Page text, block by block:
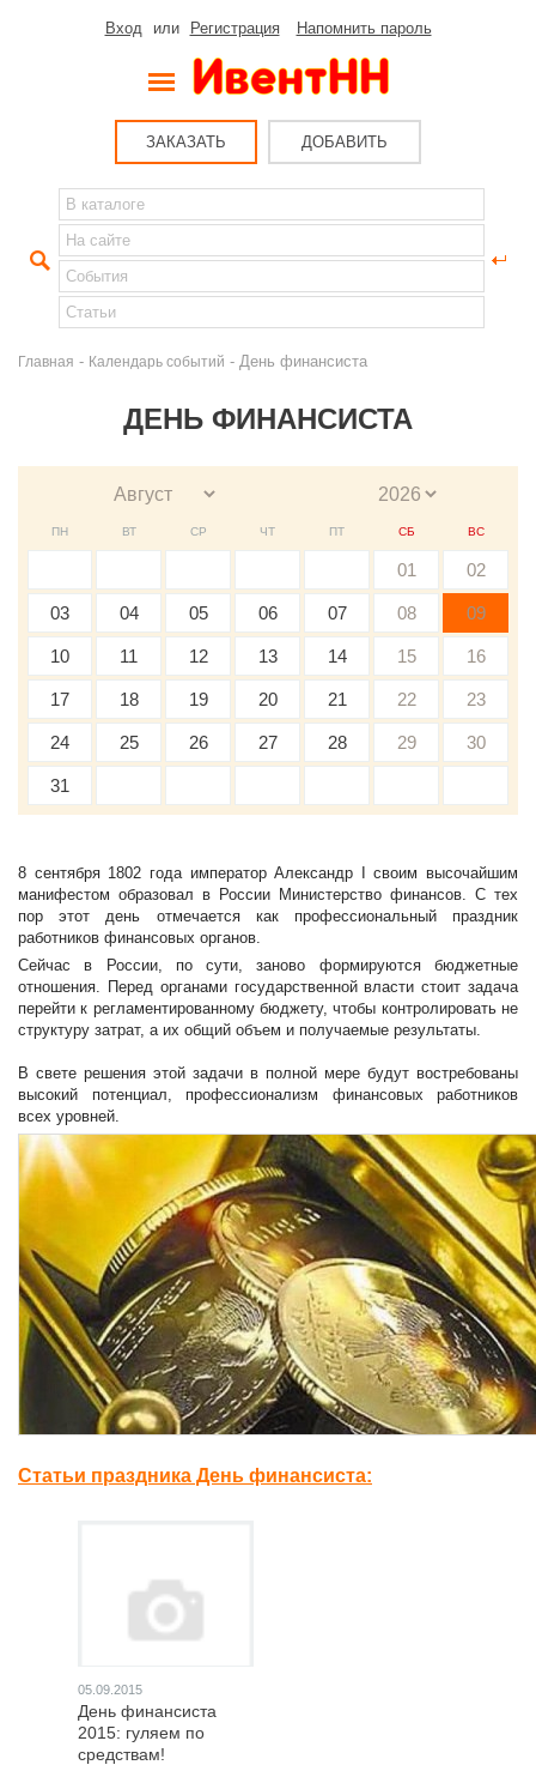
Вход или Регистрация Напомнить пароль
ЗАКАЗАТЬ ДОБАВИТЬ
Главная - Календарь событий - День финансиста
ДЕНЬ ФИНАНСИСТА
ПН ВТ СР ЧТ ПТ СБ ВС
01 02
03 04 05 06 07 08 09
10 11 12 13 14 15 16
17 18 19 20 21 22 23
24 25 26 27 28 29 30
31
8 сентября 1802 года император Александр I своим высочайшим
манифестом образовал в России Министерство финансов. С тех
пор этот день отмечается как профессиональный праздник
работников финансовых органов.
Сейчас в России, по сути, заново формируются бюджетные
отношения. Перед органами государственной власти стоит задача
перейти к регламентированному бюджету, чтобы контролировать не
структуру затрат, а их общий объем и получаемые результаты.
В свете решения этой задачи в полной мере будут востребованы
высокий потенциал, профессионализм финансовых работников
всех уровней.
Статьи праздника День финансиста:
05.09.2015
День финансиста
2015: гуляем по
средствам!